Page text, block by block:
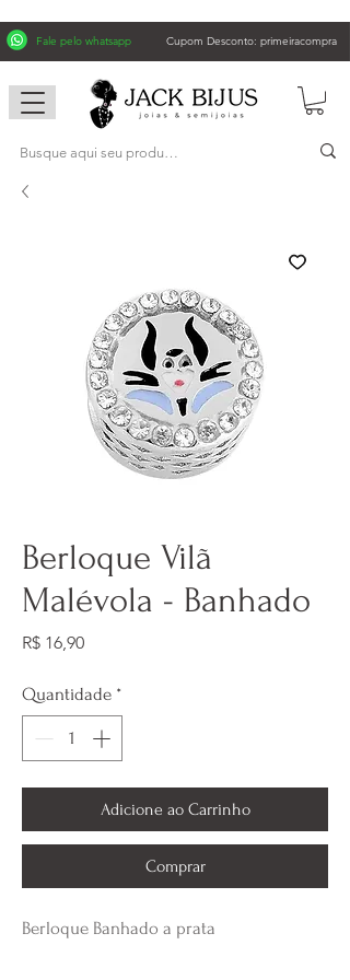
Fale pelo whatsapp Cupom Desconto: primeiracompra
Berloque Vilã
Malévola - Banhado
R$ 16,90Preço
Quantidade *
Adicione ao Carrinho
Comprar
Berloque Banhado a prata